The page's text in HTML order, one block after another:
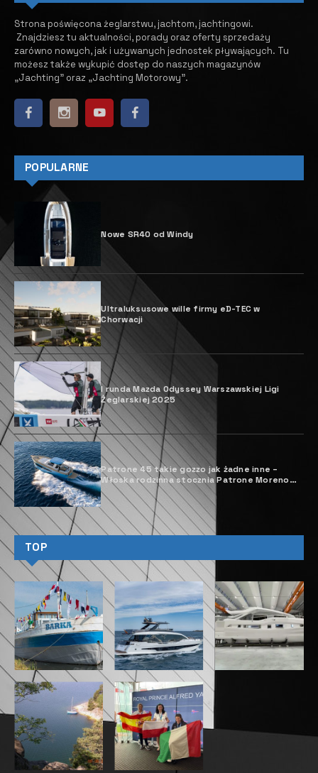
Strona poświęcona żeglarstwu, jachtom, jachtingowi.
Znajdziesz tu aktualności, porady oraz oferty sprzedaży
zarówno nowych, jak i używanych jednostek pływających. ​ Tu
możesz także wykupić dostęp do naszych magazynów
„Jachting” oraz „Jachting Motorowy”.
POPULARNE
Nowe SR40 od Windy
Ultraluksusowe wille firmy eD-TEC w
Chorwacji
I runda Mazda Odyssey Warszawskiej Ligi
Żeglarskiej 2025
Patrone 45 takie gozzo jak żadne inne –
Włoska rodzinna stocznia Patrone Moreno
powiększyła w ubiegłym roku ofertę o nową
jednostkę z oferowanej serii Patrone.
TOP